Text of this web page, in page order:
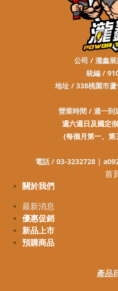
公司 / 瀧鑫展
統編 /
地址 / 338桃園市
營業時間 / 週一到
週六週日及國定
(每個月第一、
電話 / 03-3232728 |
首
關於我們
最新消息
優惠促銷
新品上市
預購商品
產品